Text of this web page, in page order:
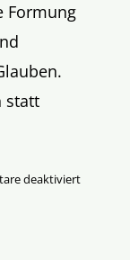
Formung
statt
deaktiviertfür